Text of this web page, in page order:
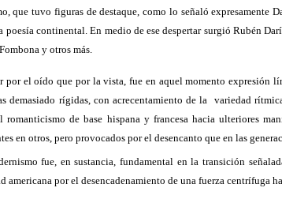
que tuvo figuras de destaque, como lo señaló
continental. En medio de ese despertar surgió Rubén
y otros más.
el oído que por la vista, fue en aquel momento expresión
demasiado rígidas, con acrecentamiento de la variedad
de base hispana y francesa hacia ulteriores
en otros, pero provocados por el desencanto que en las
fue, en sustancia, fundamental en la transición
americana por el desencadenamiento de una fuerza centrífuga